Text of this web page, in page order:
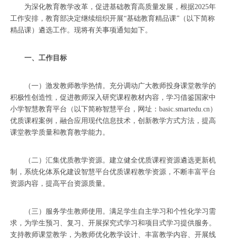
为深化教育教学改革，促进基础教育高质量发展，根据2025年
工作安排，教育部决定继续组织开展“基础教育精品课”（以下简称
精品课）遴选工作。现将有关事项通知如下。
一、工作目标
（一）激发教师教学热情。充分调动广大教师投身课堂教学的
积极性创造性，促进教师深入研究课程教材内容，学习借鉴国家中
小学智慧教育平台（以下简称智慧平台，网址：basic.smartedu.cn）
优质课程案例，融合应用现代信息技术，创新教学方式方法，提高
课堂教学质量和教育教学能力。
（二）汇集优质教学资源。建立健全优质课程资源遴选更新机
制，系统化体系化建设智慧平台优质课程教学资源，不断丰富平台
资源内容，提高平台资源质量。
（三）服务学生教师使用。满足学生自主学习和个性化学习需
求，为学生预习、复习、开展探究式学习和项目式学习提供服务。
支持教师课堂教学，为教师优化教学设计、丰富教学内容、开展线